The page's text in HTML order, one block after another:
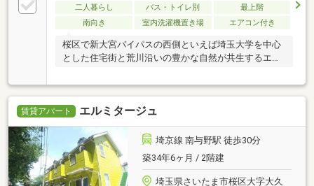
二人暮らし バス・トイレ別
最上階
南向き
室内洗濯機置き場 エアコン付き
桜区で新大宮バイパスの西側といえば埼玉大学を中心
とした住宅街と荒川沿いの豊かな自然が共生するエリ
賃貸アパート エルミタージュ
埼京線 南与野駅 徒歩30分
築34年6ヶ月 / 2階建
埼玉県さいたま市桜区大字大久